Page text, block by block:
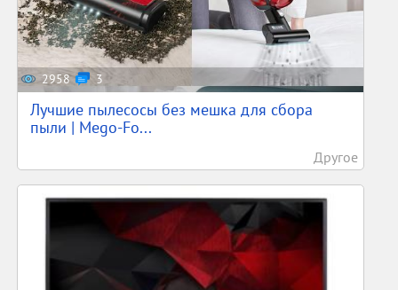
2958 3
Лучшие пылесосы без мешка для сбора
пыли | Mego-Fo...
Другое